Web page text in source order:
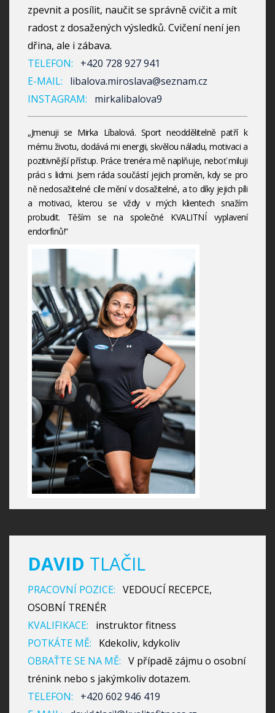
zpevnit a posílit, naučit se správně cvičit a mít
radost z dosažených výsledků. Cvičení není jen
dřina, ale i zábava.
TELEFON:
+420 728 927 941
E-MAIL:
libalova.miroslava@seznam.cz
INSTAGRAM:
mirkalibalova9
„Jmenuji se Mirka Líbalová. Sport neoddělitelně patří k
mému životu, dodává mi energii, skvělou náladu, motivaci a
pozitivnější přístup. Práce trenéra mě naplňuje, neboť miluji
práci s lidmi. Jsem ráda součástí jejich proměn, kdy se pro
ně nedosažitelné cíle mění v dosažitelné, a to díky jejich píli
a motivaci, kterou se vždy v mých klientech snažím
probudit. Těším se na společné KVALITNÍ vyplavení
endorfinů!“
DAVID TLAČIL
PRACOVNÍ POZICE: VEDOUCÍ RECEPCE,
OSOBNÍ TRENÉR
KVALIFIKACE:
instruktor fitness
POTKÁTE MĚ:
Kdekoliv, kdykoliv
OBRAŤTE SE NA MĚ: V případě zájmu o osobní
trénink nebo s jakýmkoliv dotazem.
TELEFON:
+420 602 946 419